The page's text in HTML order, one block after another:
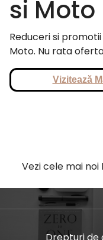
si Moto
Reduceri si
Moto. Nu rata
Vizitează
Vezi cele mai noi